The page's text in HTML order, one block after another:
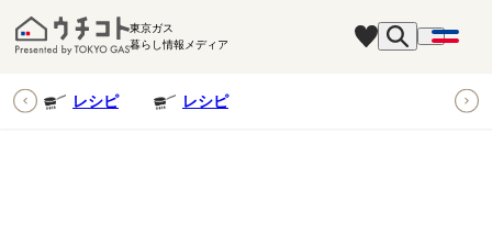
東京ガス
暮らし情報メディア
レシピ レシピ